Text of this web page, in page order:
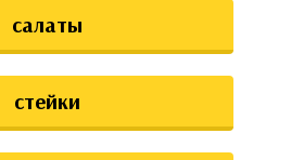
салаты
стейки